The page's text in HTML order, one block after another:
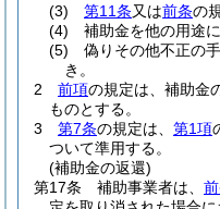
(3)
第11条又は前条の
(4)
補助金を他の用途
(5)
偽りその他不正の
き。
2
前項の規定は、補助金
ものとする。
3
第7条の規定は、 第1項
ついて準用する。
(補助金の返還)
第17条
補助事業者は、